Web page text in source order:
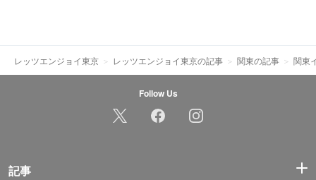
レッツエンジョイ東京 レッツエンジョイ東京の記事 関東の記事 関東
Follow Us
記事